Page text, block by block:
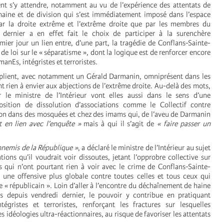
s’y attendre, notamment au vu de l’expérience des attentats de
et de division qui s’est immédiatement imposé dans l’espace
la droite extrême et l’extrême droite que par les membres du
dernier a en effet fait le choix de participer à la surenchère
jour un lien entre, d’une part, la tragédie de Conflans-Sainte-
loi sur le « séparatisme », dont la logique est de renforcer encore
intégristes et terroristes.
avec notamment un Gérald Darmanin, omniprésent dans les
rien à envier aux abjections de l’extrême droite. Au-delà des mots,
le ministre de l’Intérieur vont elles aussi dans le sens d’une
de dissolution d’associations comme le Collectif contre
dans des mosquées et chez des imams qui, de l’aveu de Darmanin
en lien avec l’enquête »mais à qui il s’agit de « faire passer un
de la République », a déclaré le ministre de l’Intérieur au sujet
qu’il voudrait voir dissoutes, jetant l’opprobre collective sur
qui n’ont pourtant rien à voir avec le crime de Conflans-Sainte-
offensive plus globale contre toutes celles et tous ceux qui
« républicain ». Loin d’aller à l’encontre du déchaînement de haine
depuis vendredi dernier, le pouvoir y contribue en pratiquant
et terroristes, renforçant les fractures sur lesquelles
idéologies ultra-réactionnaires, au risque de favoriser les attentats